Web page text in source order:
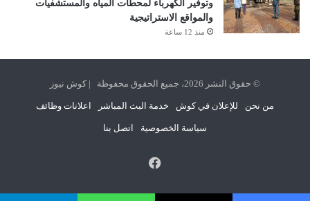
وتوفير الكهرباء لمحطات المياه والمستشفيات
والمواقع الاستراتيجية
منذ 12 ساعة
© حقوق النشر 2026، جميع الحقوق محفوظة | كوش نيوز
من نحن للإعلان في كوش خدمة البث المباشر اعلانات وظائف
سياسة الخصوصية اتصل بنا